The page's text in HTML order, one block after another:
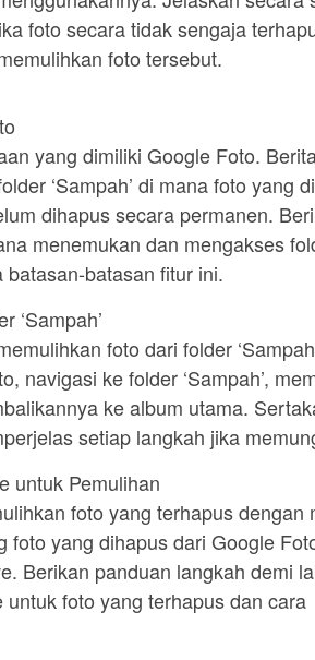
foto secara tidak sengaja
foto tersebut.
yang dimiliki Google Foto.
‘Sampah’ di mana foto yang
dihapus secara permanen.
menemukan dan mengakses
batasan fitur ini.
‘Sampah’
foto dari folder
navigasi ke folder ‘Sampah’,
ke album utama.
setiap langkah jika
untuk Pemulihan
foto yang terhapus dengan
foto yang dihapus dari Google
Berikan panduan langkah demi
foto yang terhapus dan cara